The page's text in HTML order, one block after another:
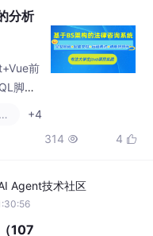
分析
前
脚
学可
+4
314  4 
AI Agent技术社区
107